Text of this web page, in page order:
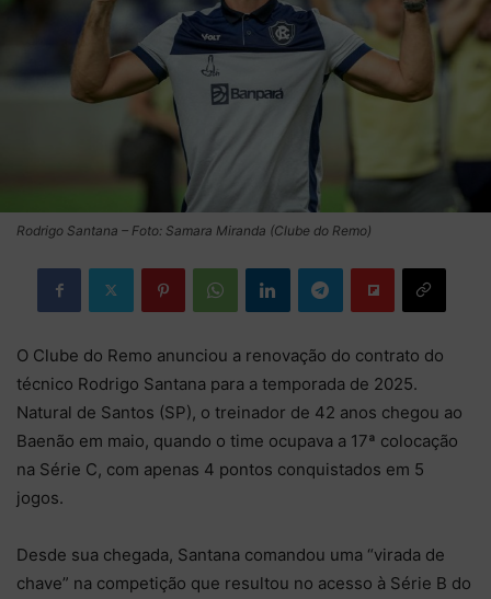
Rodrigo Santana – Foto: Samara Miranda (Clube do Remo)
O Clube do Remo anunciou a renovação do contrato do
técnico Rodrigo Santana para a temporada de 2025.
Natural de Santos (SP), o treinador de 42 anos chegou ao
Baenão em maio, quando o time ocupava a 17ª colocação
na Série C, com apenas 4 pontos conquistados em 5
jogos.
Desde sua chegada, Santana comandou uma “virada de
chave” na competição que resultou no acesso à Série B do